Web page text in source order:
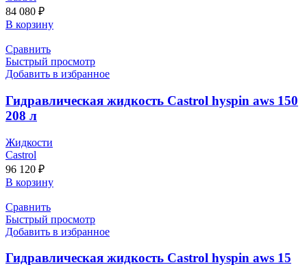
84 080 ₽
В корзину
Сравнить
Быстрый просмотр
Добавить в избранное
Гидравлическая жидкость Castrol hyspin aws 150
208 л
Жидкости
Castrol
96 120 ₽
В корзину
Сравнить
Быстрый просмотр
Добавить в избранное
Гидравлическая жидкость Castrol hyspin aws 15